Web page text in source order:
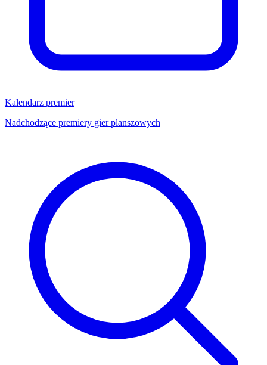
Kalendarz premier
Nadchodzące premiery gier planszowych